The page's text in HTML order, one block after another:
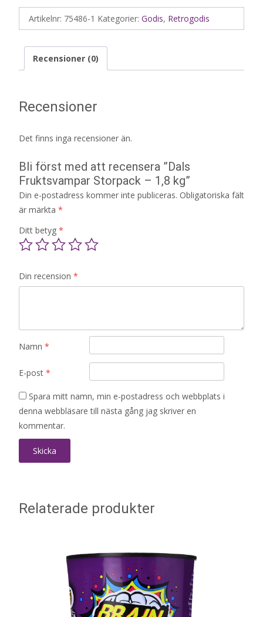
Artikelnr: 75486-1 Kategorier: Godis, Retrogodis
Recensioner (0)
Recensioner
Det finns inga recensioner än.
Bli först med att recensera ”Dals
Fruktsvampar Storpack – 1,8 kg”
Din e-postadress kommer inte publiceras. Obligatoriska fält
är märkta *
Ditt betyg *
Din recension *
Namn *
E-post *
Spara mitt namn, min e-postadress och webbplats i
denna webbläsare till nästa gång jag skriver en
kommentar.
Relaterade produkter